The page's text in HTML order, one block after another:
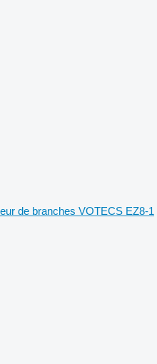
de branches VOTECS EZ8-1